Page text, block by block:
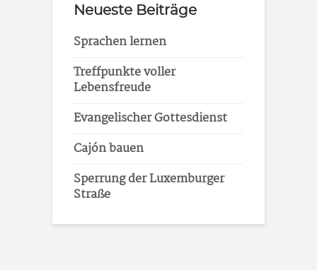
Neueste Beiträge
Sprachen lernen
Treffpunkte voller
Lebensfreude
Evangelischer Gottesdienst
Cajón bauen
Sperrung der Luxemburger
Straße